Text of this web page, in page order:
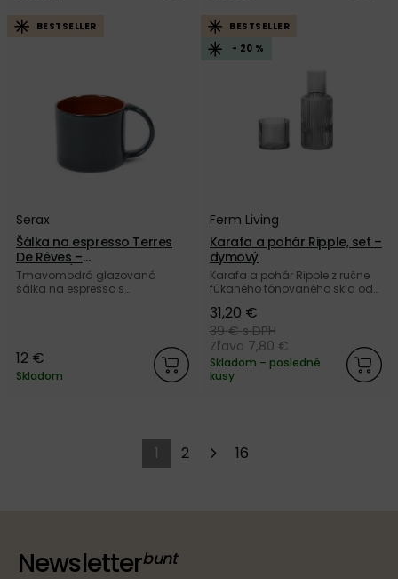
BESTSELLER
Serax
Šálka na espresso Terres
De Rêves –
červená/tmavomodrá
Tmavomodrá glazovaná
šálka na espresso s
12 €
Skladom
BESTSELLER
- 20 %
Ferm Living
Karafa a pohár Ripple, set –
dymový
Karafa a pohár Ripple z ručne
fúkaného tónovaného skla od
31,20 €
39 €s DPH
Zľava 7,80 €
Skladom – posledné
kusy
1 2 16
Newsletter